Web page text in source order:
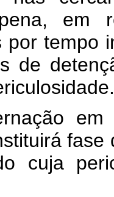
em
por tempo
de
em
fase
cuja